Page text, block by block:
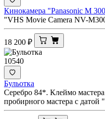
Кинокамера "Panasonic M
"VHS Movie Camera NV-
18 200 ₽
10540
Бульотка
Серебро 84*. Клеймо
пробирного мастера с